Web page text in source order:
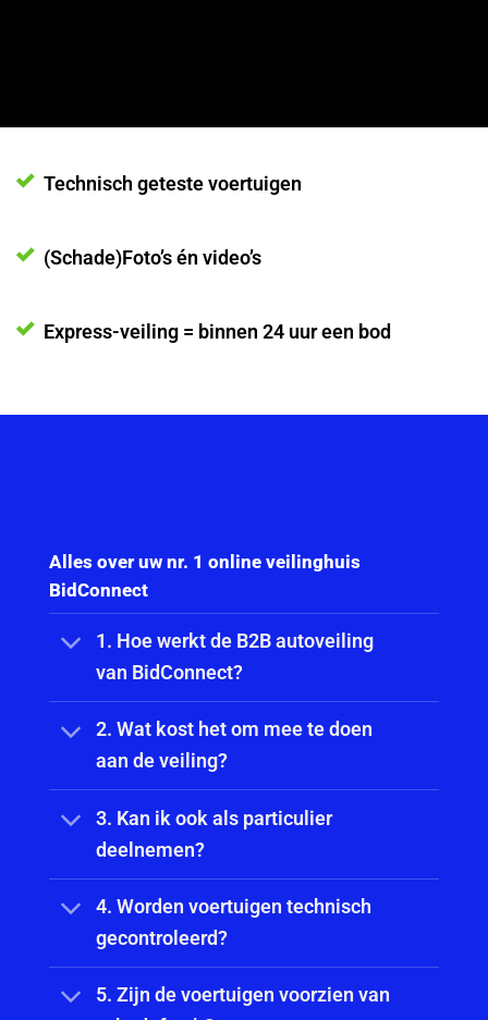
Technisch geteste voertuigen
(Schade)Foto’s én video’s
Express-veiling = binnen 24 uur een bod
Alles over uw nr. 1 online veilinghuis
BidConnect
1. Hoe werkt de B2B autoveiling
van BidConnect?
2. Wat kost het om mee te doen
aan de veiling?
3. Kan ik ook als particulier
deelnemen?
4. Worden voertuigen technisch
gecontroleerd?
5. Zijn de voertuigen voorzien van